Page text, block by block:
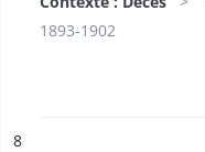
1893-1902
n°
8